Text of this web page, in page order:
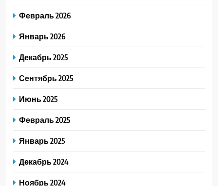
Февраль 2026
Январь 2026
Декабрь 2025
Сентябрь 2025
Июнь 2025
Февраль 2025
Январь 2025
Декабрь 2024
Ноябрь 2024